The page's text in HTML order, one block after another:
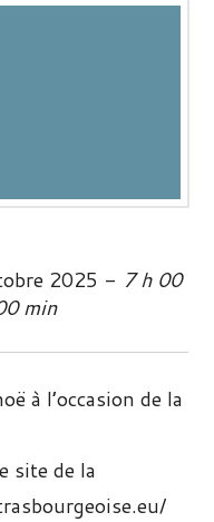
2025 - 7 h 00
min
à l’occasion de la
site de la